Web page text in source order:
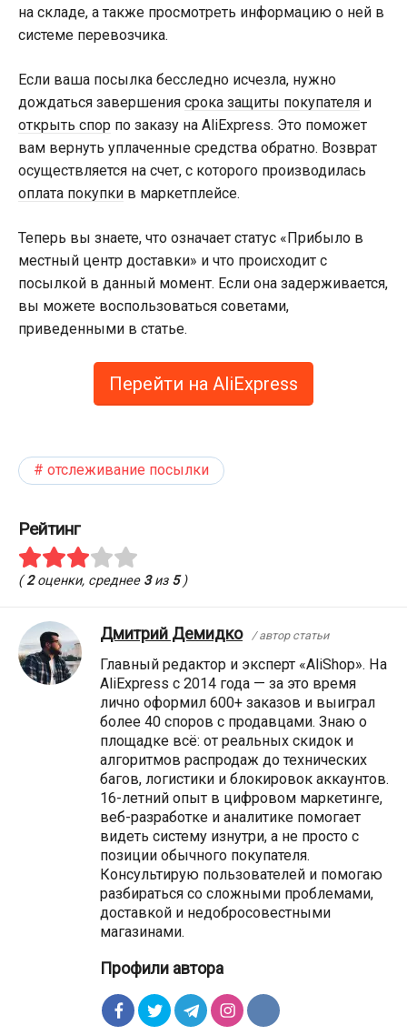
на складе, а также просмотреть информацию о ней в
системе перевозчика.
Если ваша посылка бесследно исчезла, нужно
дождаться завершения срока защиты покупателя и
открыть спор по заказу на AliExpress. Это поможет
вам вернуть уплаченные средства обратно. Возврат
осуществляется на счет, с которого производилась
оплата покупки в маркетплейсе.
Теперь вы знаете, что означает статус «Прибыло в
местный центр доставки» и что происходит с
посылкой в данный момент. Если она задерживается,
вы можете воспользоваться советами,
приведенными в статье.
Перейти на AliExpress
отслеживание посылки
Рейтинг
(2оценки, среднее 3из 5)
Дмитрий Демидко / автор статьи
Главный редактор и эксперт «AliShop». На
AliExpress с 2014 года — за это время
лично оформил 600+ заказов и выиграл
более 40 споров с продавцами. Знаю о
площадке всё: от реальных скидок и
алгоритмов распродаж до технических
багов, логистики и блокировок аккаунтов.
16-летний опыт в цифровом маркетинге,
веб-разработке и аналитике помогает
видеть систему изнутри, а не просто с
позиции обычного покупателя.
Консультирую пользователей и помогаю
разбираться со сложными проблемами,
доставкой и недобросовестными
магазинами.
Профили автора